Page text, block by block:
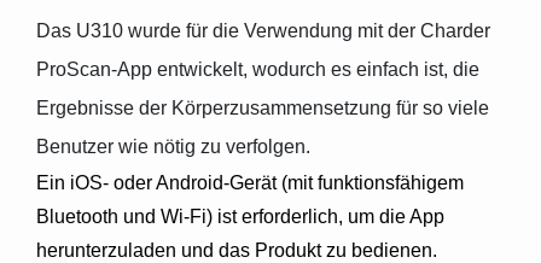
Das U310 wurde für die Verwendung mit der Charder
ProScan-App entwickelt, wodurch es einfach ist, die
Ergebnisse der Körperzusammensetzung für so viele
Benutzer wie nötig zu verfolgen.
Ein iOS- oder Android-Gerät (mit funktionsfähigem
Bluetooth und Wi-Fi) ist erforderlich, um die App
herunterzuladen und das Produkt zu bedienen.